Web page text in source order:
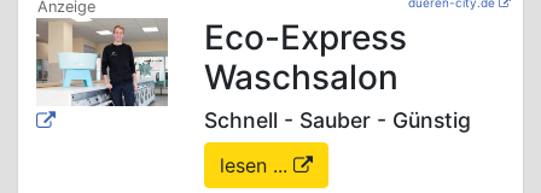
Eco-Express
Waschsalon
Schnell - Sauber - Günstig
lesen ...